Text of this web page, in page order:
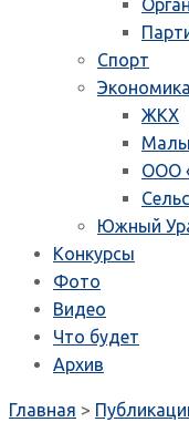
Спорт
Экономика
ЖКХ
ООО
Южный
Конкурсы
Фото
Видео
Что будет
Архив
Главная >